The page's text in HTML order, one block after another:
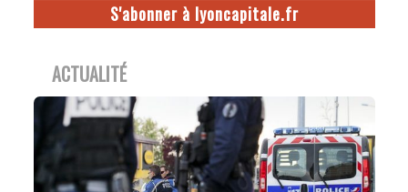
S'abonner à lyoncapitale.fr
ACTUALITÉ